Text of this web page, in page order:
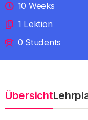
10 Weeks
1 Lektion
0 Students
Übersicht